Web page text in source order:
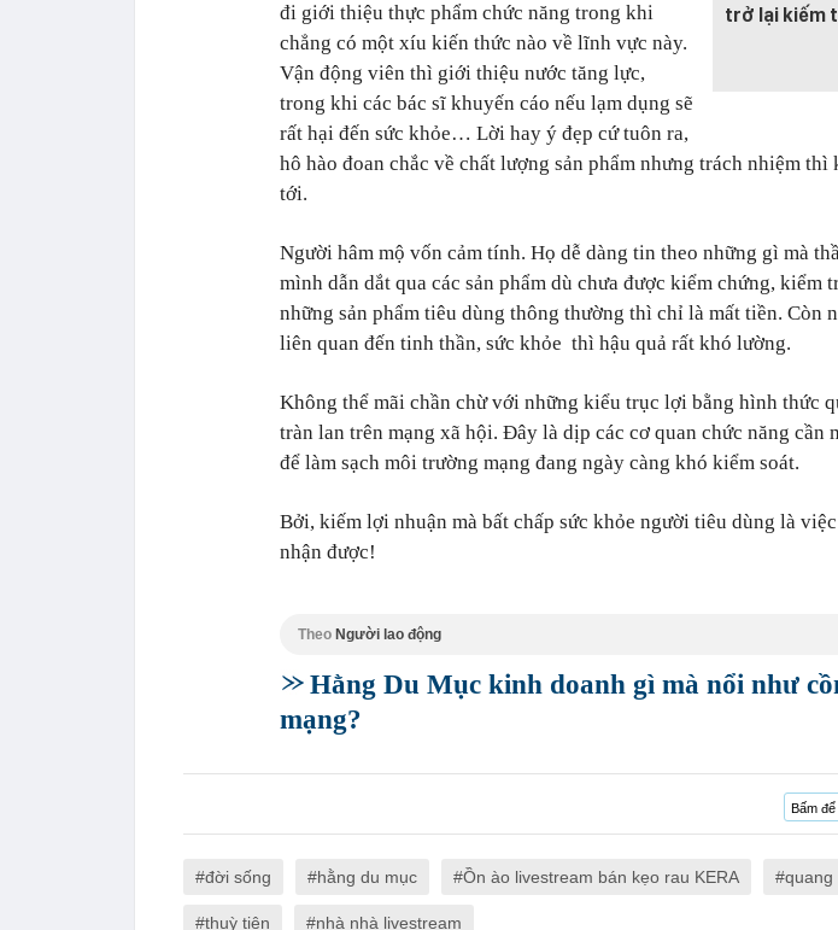
trở lại kiếm
đi giới thiệu thực phẩm chức năng trong khi
chẳng có một xíu kiến thức nào về lĩnh vực này.
Vận động viên thì giới thiệu nước tăng lực,
trong khi các bác sĩ khuyến cáo nếu lạm dụng sẽ
rất hại đến sức khỏe… Lời hay ý đẹp cứ tuôn ra,
hô hào đoan chắc về chất lượng sản phẩm nhưng trách nhiệm thì
tới.
Người hâm mộ vốn cảm tính. Họ dễ dàng tin theo những gì mà
mình dẫn dắt qua các sản phẩm dù chưa được kiểm chứng, kiểm
những sản phẩm tiêu dùng thông thường thì chỉ là mất tiền. Còn
liên quan đến tinh thần, sức khỏe thì hậu quả rất khó lường.
Không thể mãi chần chừ với những kiểu trục lợi bằng hình thức
tràn lan trên mạng xã hội. Đây là dịp các cơ quan chức năng cần
để làm sạch môi trường mạng đang ngày càng khó kiểm soát.
Bởi, kiếm lợi nhuận mà bất chấp sức khỏe người tiêu dùng là
nhận được!
Theo Người lao động
Hằng Du Mục kinh doanh gì mà nổi như
mạng?
Bấm
đời sống hằng du mục Ồn ào livestream bán kẹo rau KERA quang
thuỳ tiên nhà nhà livestream